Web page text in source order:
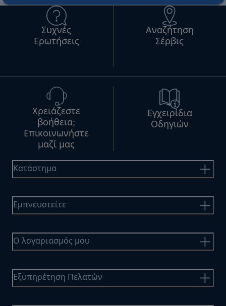
Συχνές
Ερωτήσεις
Αναζήτηση
Σέρβις
Χρειάζεστε
βοήθεια;
Επικοινωνήστε
μαζί μας
Εγχειρίδια
Οδηγιών
Κατάστημα
Εμπνευστείτε
Ο λογαριασμός μου
Εξυπηρέτηση Πελατών